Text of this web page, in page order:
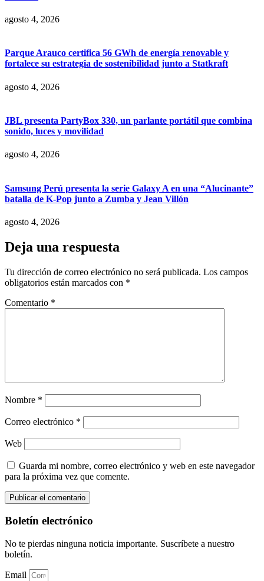
agosto 4, 2026
Parque Arauco certifica 56 GWh de energía renovable y
fortalece su estrategia de sostenibilidad junto a Statkraft
agosto 4, 2026
JBL presenta PartyBox 330, un parlante portátil que combina
sonido, luces y movilidad
agosto 4, 2026
Samsung Perú presenta la serie Galaxy A en una “Alucinante”
batalla de K-Pop junto a Zumba y Jean Villón
agosto 4, 2026
Deja una respuesta
Tu dirección de correo electrónico no será publicada. Los campos
obligatorios están marcados con *
Comentario *
Nombre *
Correo electrónico *
Web
Guarda mi nombre, correo electrónico y web en este navegador
para la próxima vez que comente.
Boletín electrónico
No te pierdas ninguna noticia importante. Suscríbete a nuestro
boletín.
Email